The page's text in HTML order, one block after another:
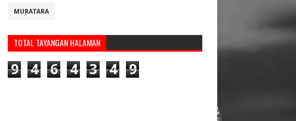
MURATARA
TOTAL TAYANGAN HALAMAN
9 4 6 4 3 4 9